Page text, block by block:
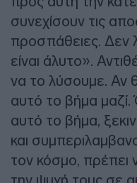
συνεχίσουν τις
προσπάθειες. Δεν
είναι άλυτο».
να το λύσουμε. Αν
αυτό το βήμα μαζί.
αυτό το βήμα,
και
τον κόσμο, πρέπει